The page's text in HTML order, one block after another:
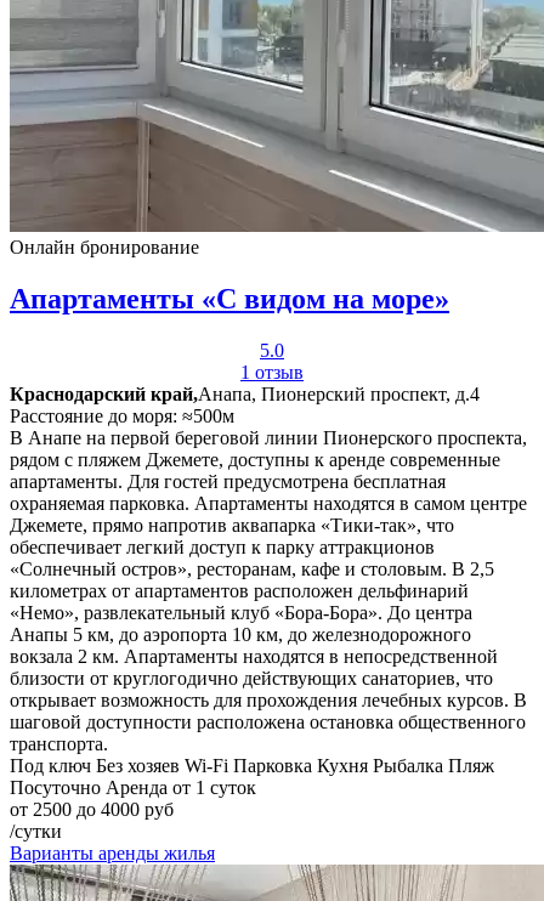
Онлайн бронирование
Апартаменты «С видом на море»
5.0
1 отзыв
Краснодарский край,Анапа, Пионерский проспект, д.4
Расстояние до моря: ≈500м
В Анапе на первой береговой линии Пионерского проспекта,
рядом с пляжем Джемете, доступны к аренде современные
апартаменты. Для гостей предусмотрена бесплатная
охраняемая парковка. Апартаменты находятся в самом центре
Джемете, прямо напротив аквапарка «Тики-так», что
обеспечивает легкий доступ к парку аттракционов
«Солнечный остров», ресторанам, кафе и столовым. В 2,5
километрах от апартаментов расположен дельфинарий
«Немо», развлекательный клуб «Бора-Бора». До центра
Анапы 5 км, до аэропорта 10 км, до железнодорожного
вокзала 2 км. Апартаменты находятся в непосредственной
близости от круглогодично действующих санаториев, что
открывает возможность для прохождения лечебных курсов. В
шаговой доступности расположена остановка общественного
транспорта.
Под ключ Без хозяев Wi-Fi Парковка Кухня Рыбалка Пляж
Посуточно Аренда от 1 суток
от 2500 до 4000 руб
/сутки
Варианты аренды жилья